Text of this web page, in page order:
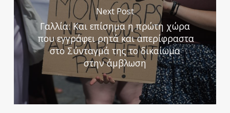
Next Post
Γαλλία: Και επίσημα η πρώτη χώρα
που εγγράφει ρητά και απερίφραστα
στο Σύνταγμά της το δικαίωμα
στην άμβλωση